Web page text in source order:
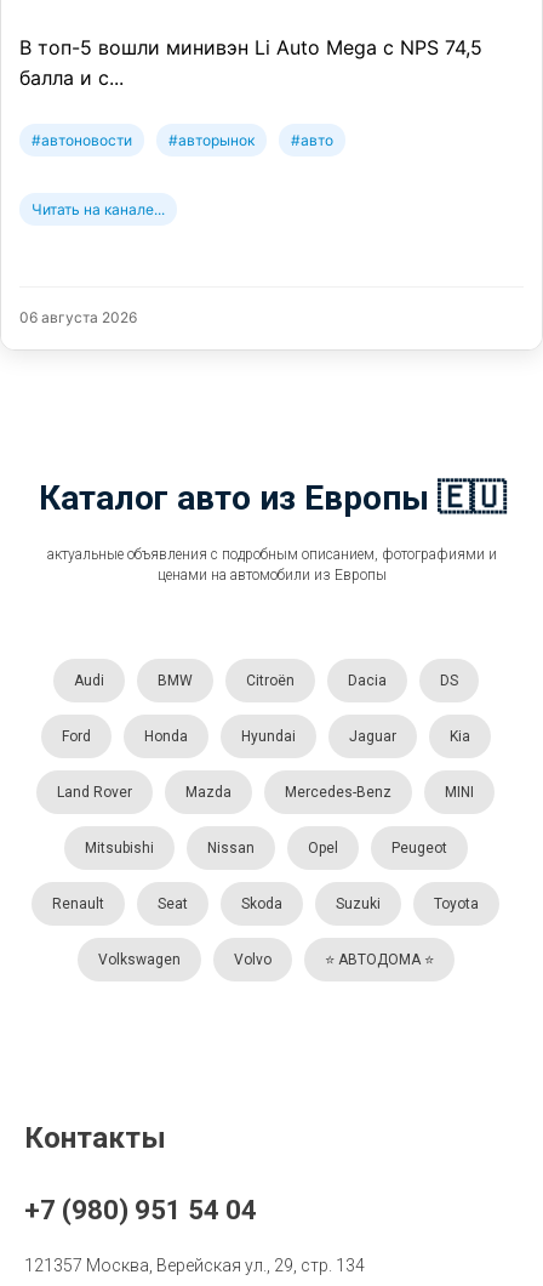
В топ-5 вошли минивэн Li Auto Mega с NPS 74,5
балла и с...
#автоновости #авторынок #авто
Читать на канале...
06 августа 2026
Каталог авто из Европы 🇪🇺
актуальные объявления с подробным описанием, фотографиями и
ценами на автомобили из Европы
Audi BMW Citroën Dacia DS
Ford Honda Hyundai Jaguar Kia
Land Rover Mazda Mercedes-Benz MINI
Mitsubishi Nissan Opel Peugeot
Renault Seat Skoda Suzuki Toyota
Volkswagen Volvo ⭐️ АВТОДОМА ⭐️
Контакты
+7 (980) 951 54 04
121357 Москва, Верейская ул., 29, стр. 134